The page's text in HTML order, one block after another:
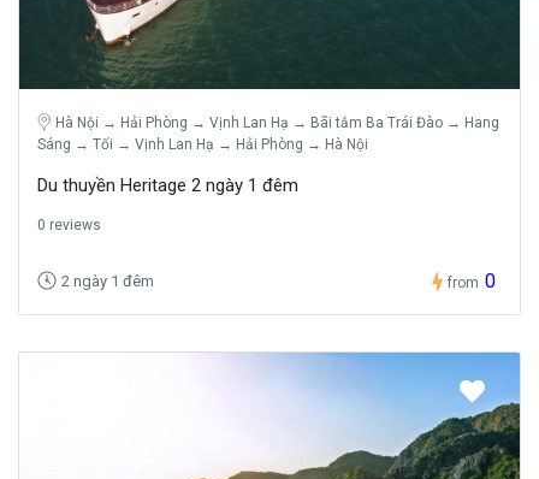
Hà Nội → Hải Phòng → Vịnh Lan Hạ → Bãi tắm Ba Trái Đào → Hang
Sáng → Tối → Vịnh Lan Hạ → Hải Phòng → Hà Nội
Du thuyền Heritage 2 ngày 1 đêm
0 reviews
2 ngày 1 đêm from 0